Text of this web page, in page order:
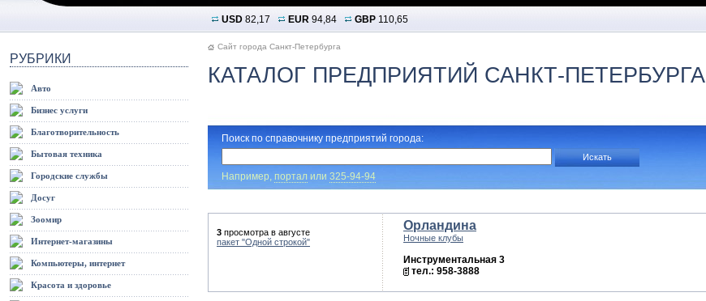
USD 82,17 EUR 94,84 GBP 110,65
РУБРИКИ
Авто
Бизнес услуги
Благотворительность
Бытовая техника
Городские службы
Досуг
Зоомир
Интернет-магазины
Компьютеры, интернет
Красота и здоровье
Сайт города Санкт-Петербурга
КАТАЛОГ ПРЕДПРИЯТИЙ САНКТ-ПЕТЕРБУРГА
Поиск по справочнику предприятий города:
Например, портал или 325-94-94
3 просмотра в августе
пакет "Одной строкой"
Орландина
Ночные клубы
Инструментальная 3
тел.: 958-3888